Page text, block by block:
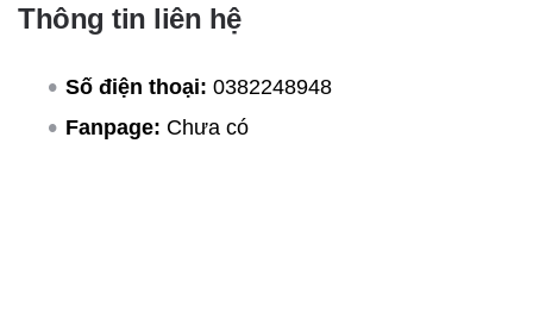
Thông tin liên hệ
Số điện thoại: 0382248948
Fanpage: Chưa có